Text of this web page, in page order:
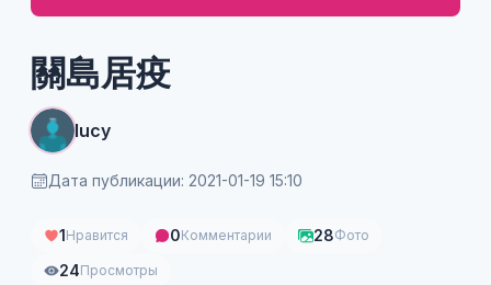
關島居疫
lucy
Дата публикации: 2021-01-19 15:10
1Нравится 0Комментарии 28Фото
24Просмотры